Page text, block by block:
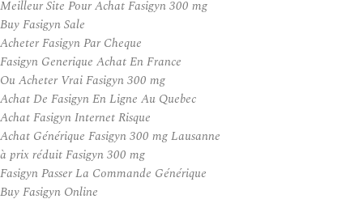
Meilleur Site Pour Achat Fasigyn 300 mg
Buy Fasigyn Sale
Acheter Fasigyn Par Cheque
Fasigyn Generique Achat En France
Ou Acheter Vrai Fasigyn 300 mg
Achat De Fasigyn En Ligne Au Quebec
Achat Fasigyn Internet Risque
Achat Générique Fasigyn 300 mg Lausanne
à prix réduit Fasigyn 300 mg
Fasigyn Passer La Commande Générique
Buy Fasigyn Online